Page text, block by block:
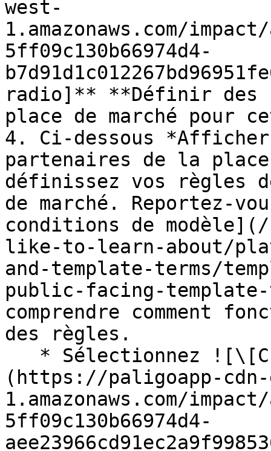
west-
1.amazonaws.com/
5ff09c130b66974d4-
radio]** **Définir
place de marché pour
4. Ci-dessous
partenaires de la
définissez vos
de marché. Reportez-
conditions de
like-to-learn-about/
and-template-terms/
public-facing-
comprendre comment
des règles.
(https://paligoapp-cdn-
1.amazonaws.com/
5ff09c130b66974d4-